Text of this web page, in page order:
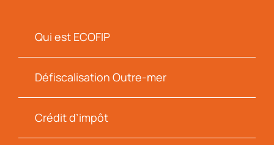
Qui est ECOFIP
Défiscalisation Outre-mer
Crédit d’impôt